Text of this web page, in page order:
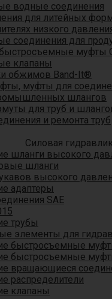
водные соединения
для литейных
низкого
соединения для
муфты
клапаны
обжимов Band-It®
муфты для
шлангов
для труб и
и ремонта труб
Силовая
шланги высокого
шланги
высокого
адаптеры
SAE
трубы
элементы для
быстросъемные
быстросъемные
вращающиеся
распределители
клапаны